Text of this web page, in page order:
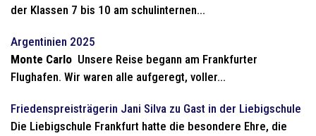
der Klassen 7 bis 10 am schulinternen...
Argentinien 2025
Monte Carlo Unsere Reise begann am Frankfurter
Flughafen. Wir waren alle aufgeregt, voller...
Friedenspreisträgerin Jani Silva zu Gast in der Liebigschule
Die Liebigschule Frankfurt hatte die besondere Ehre, die